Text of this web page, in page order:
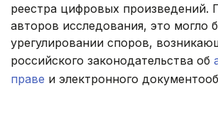
реестра цифровых произведений.
авторов исследования, это могло
урегулировании споров,
российского законодательства об
праве и электронного